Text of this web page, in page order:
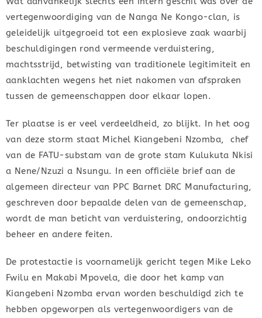
vertegenwoordiging van de Nanga Ne Kongo-clan, is
geleidelijk uitgegroeid tot een explosieve zaak waarbij
beschuldigingen rond vermeende verduistering,
machtsstrijd, betwisting van traditionele legitimiteit en
aanklachten wegens het niet nakomen van afspraken
tussen de gemeenschappen door elkaar lopen.
Ter plaatse is er veel verdeeldheid, zo blijkt. In het oog
van deze storm staat Michel Kiangebeni Nzomba, chef
van de FATU-substam van de grote stam Kulukuta Nkisi
a Nene/Nzuzi a Nsungu. In een officiële brief aan de
algemeen directeur van PPC Barnet DRC Manufacturing,
geschreven door bepaalde delen van de gemeenschap,
wordt de man beticht van verduistering, ondoorzichtig
beheer en andere feiten.
De protestactie is voornamelijk gericht tegen Mike Leko
Fwilu en Makabi Mpovela, die door het kamp van
Kiangebeni Nzomba ervan worden beschuldigd zich te
hebben opgeworpen als vertegenwoordigers van de